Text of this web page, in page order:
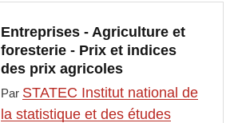
Entreprises - Agriculture et
foresterie - Prix et indices
des prix agricoles
Par STATEC Institut national de
la statistique et des études